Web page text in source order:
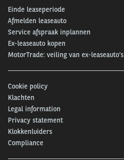
Einde leaseperiode
Afmelden leaseauto
Service afspraak inplannen
Ex-leaseauto kopen
MotorTrade: veiling van ex-leaseauto’s
Cookie policy
Klachten
Legal information
Privacy statement
Klokkenluiders
Compliance